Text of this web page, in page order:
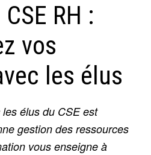
RH :
vos
les élus
élus du CSE est
gestion des ressources
vous enseigne à